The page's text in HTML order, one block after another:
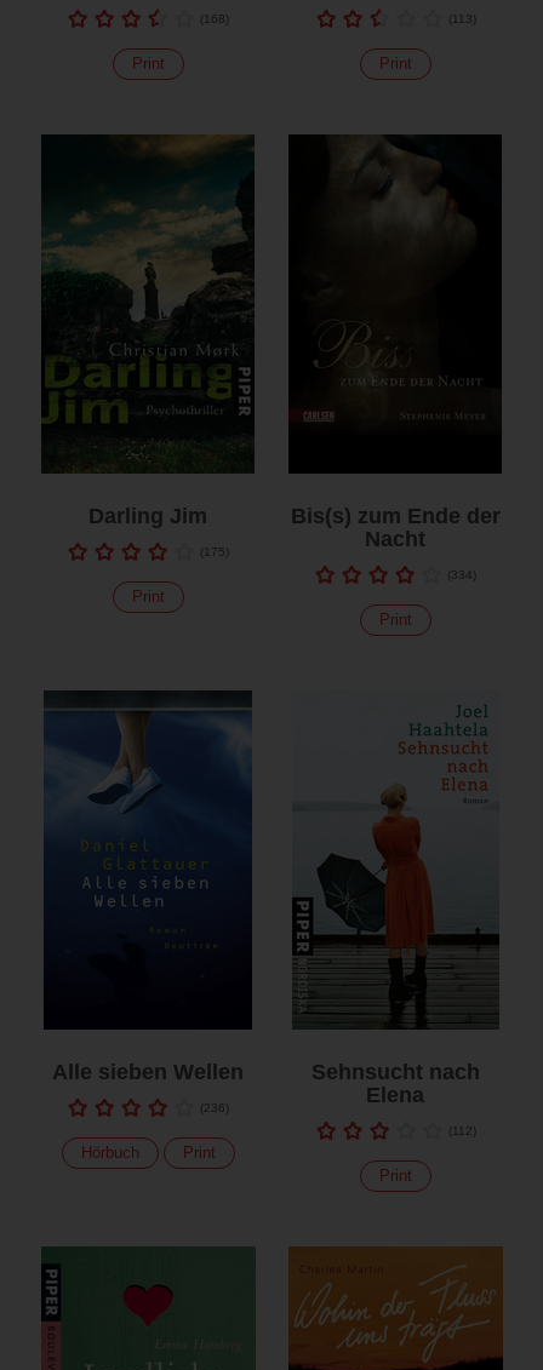
(168)
Print
(113)
Print
Darling Jim
(175)
Print
Bis(s) zum Ende der
Nacht
(334)
Print
Alle sieben Wellen
(236)
Hörbuch Print
Sehnsucht nach
Elena
(112)
Print